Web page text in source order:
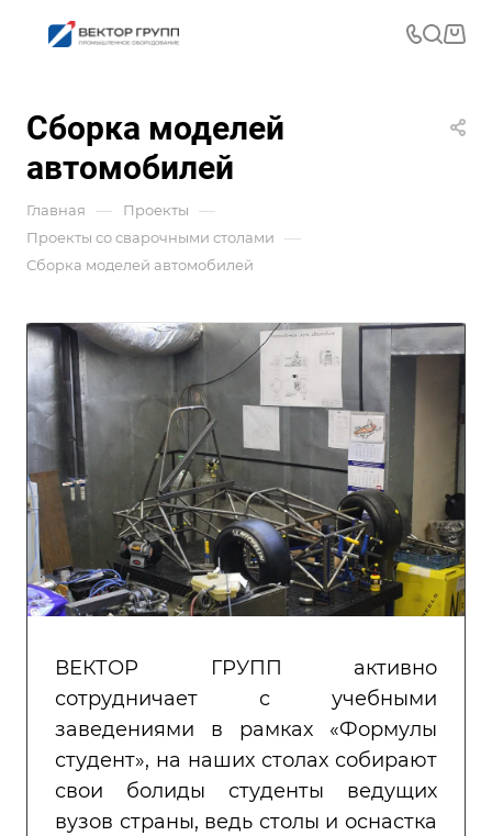
Сборка моделей
автомобилей
Главная — Проекты —
Проекты со сварочными столами —
Сборка моделей автомобилей
ВЕКТОР ГРУПП активно
сотрудничает с учебными
заведениями в рамках «Формулы
студент», на наших столах собирают
свои болиды студенты ведущих
вузов страны, ведь столы и оснастка